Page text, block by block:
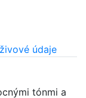
údaje
tónmi a